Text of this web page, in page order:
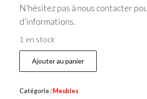
N’hésitez pas à nous contacter
d’informations.
1 en stock
Ajouter au panier
Catégorie : Meubles